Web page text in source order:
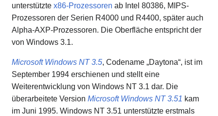
unterstützte x86-Prozessoren ab Intel 80386, MIPS-
Prozessoren der Serien R4000 und R4400, später auch
Alpha-AXP-Prozessoren. Die Oberfläche entspricht der
von Windows 3.1.
Microsoft Windows NT 3.5, Codename „Daytona“, ist im
September 1994 erschienen und stellt eine
Weiterentwicklung von Windows NT 3.1 dar. Die
überarbeitete Version Microsoft Windows NT 3.51 kam
im Juni 1995. Windows NT 3.51 unterstützte erstmals